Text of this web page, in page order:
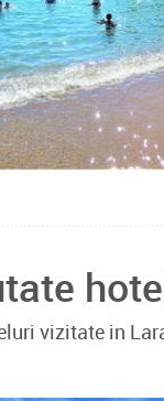
vizitate in